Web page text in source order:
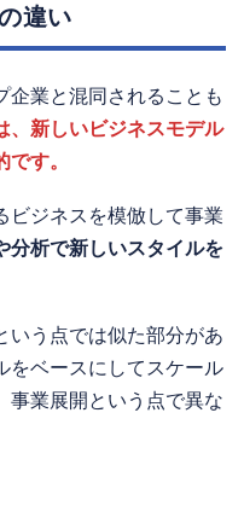
違い
企業と混同されることも
、新しいビジネスモデル
す。
ビジネスを模倣して事業
分析で新しいスタイルを
いう点では似た部分があ
をベースにしてスケール
事業展開という点で異な